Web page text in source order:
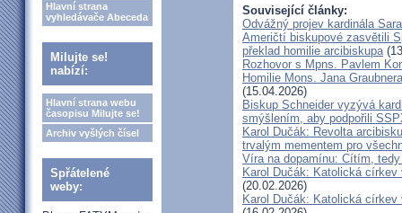
Hlavní strana
vyhledávače Abeceda
Milujte se!
nabízí:
Hlavní strana webu
časopisu Milujte se!
Archiv vyšlých čísel
Spřátelené
weby:
Související články:
Odvážný projev kardinála
Američtí biskupové zasvětili
překlad homilie arcibiskupa
Rozhovor s Mpns. Pavlem
Homilie Mons. Jana
(15.04.2026)
Biskup Schneider vyzývá
smýšlením, aby podpořili
Karol Dučák: Revolta
trvalým mementem pro
Víra na dopamínu: Cítím,
Karol Dučák: Katolická
(20.02.2026)
Karol Dučák: Katolická